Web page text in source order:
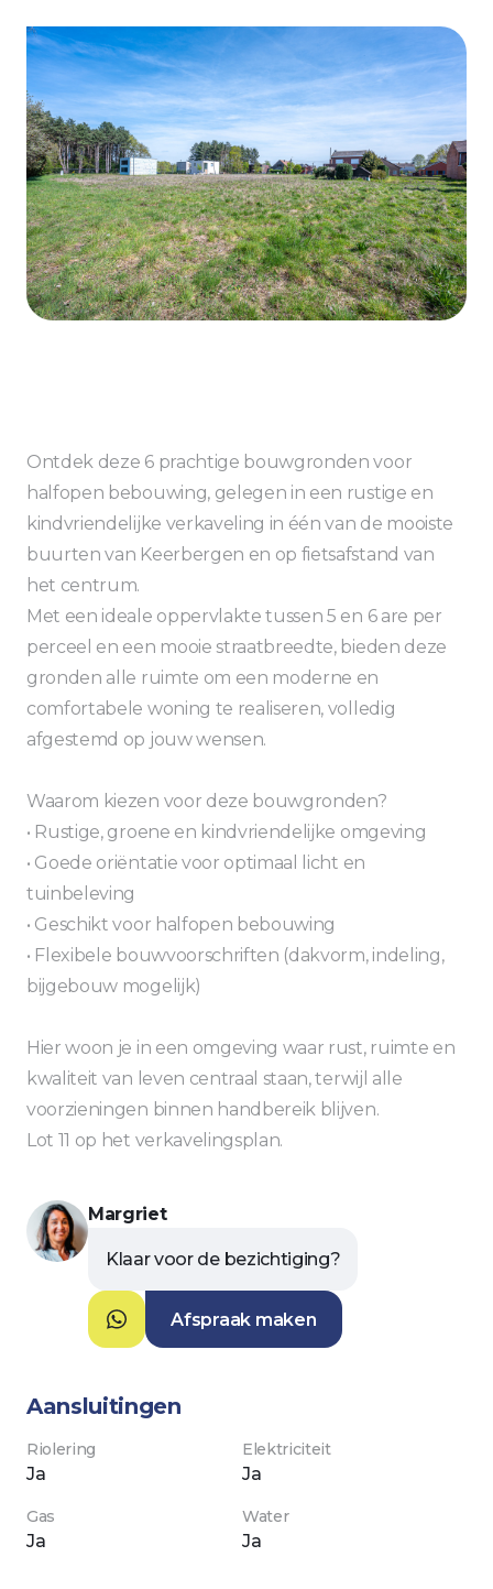
Ontdek deze 6 prachtige bouwgronden voor
halfopen bebouwing, gelegen in een rustige en
kindvriendelijke verkaveling in één van de mooiste
buurten van Keerbergen en op fietsafstand van
het centrum.
Met een ideale oppervlakte tussen 5 en 6 are per
perceel en een mooie straatbreedte, bieden deze
gronden alle ruimte om een moderne en
comfortabele woning te realiseren, volledig
afgestemd op jouw wensen.
Waarom kiezen voor deze bouwgronden?
• Rustige, groene en kindvriendelijke omgeving
• Goede oriëntatie voor optimaal licht en
tuinbeleving
• Geschikt voor halfopen bebouwing
• Flexibele bouwvoorschriften (dakvorm, indeling,
bijgebouw mogelijk)
Hier woon je in een omgeving waar rust, ruimte en
kwaliteit van leven centraal staan, terwijl alle
voorzieningen binnen handbereik blijven.
Lot 11 op het verkavelingsplan.
Margriet
Klaar voor de bezichtiging?
Afspraak maken
Aansluitingen
riolering
ja
elektriciteit
ja
gas
ja
water
ja